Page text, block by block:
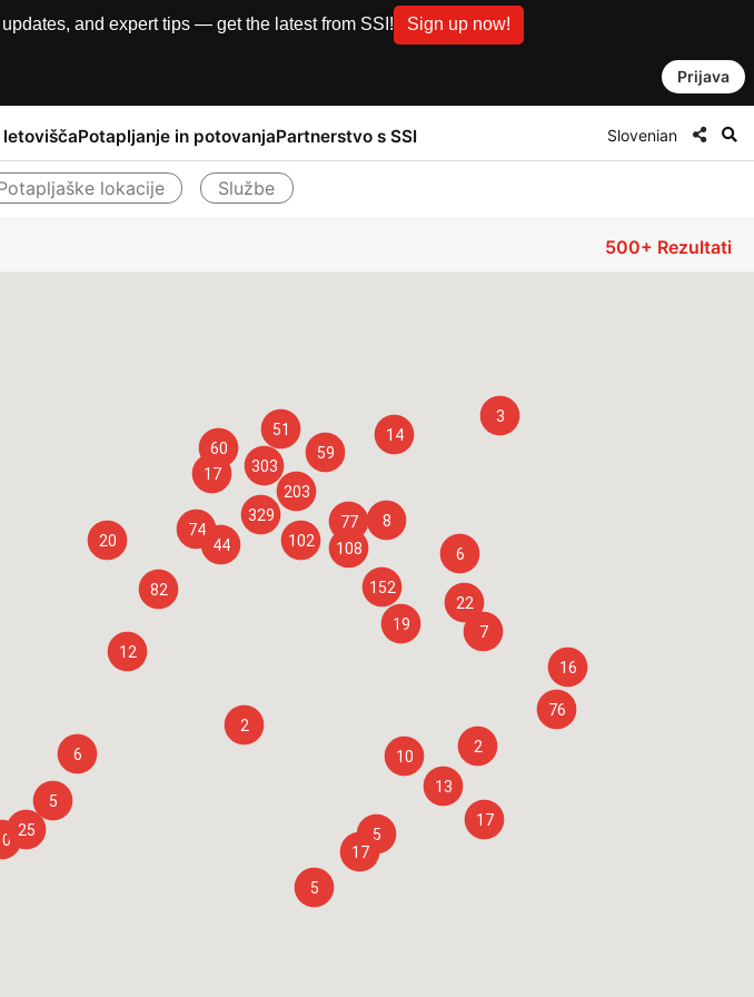
and expert tips — get the latest from SSI! Sign up now!
Prijava
Potapljanje in potovanjaPartnerstvo s SSI Slovenian
lokacije Službe
51
60
59
14
3
303
17
203
77
329 8
74
102
20
44 108
152
6
82
22
19
7
12
16
76
2
6
10
2
13
5
25
5
17
17
5
500+ Rezultati